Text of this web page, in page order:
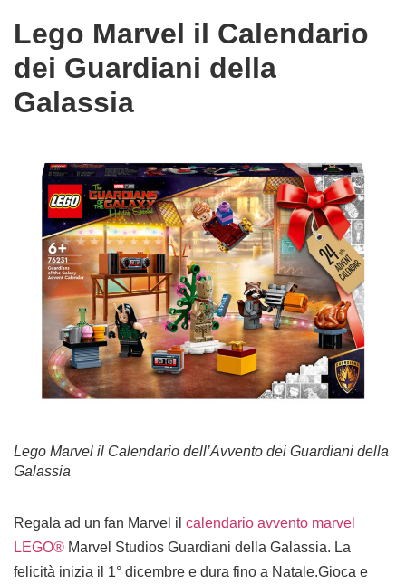
Lego Marvel il Calendario
dei Guardiani della
Galassia
Lego Marvel il Calendario dell’Avvento dei Guardiani della
Galassia
Regala ad un fan Marvel il calendario avvento marvel
LEGO® Marvel Studios Guardiani della Galassia. La
felicità inizia il 1° dicembre e dura fino a Natale.Gioca e